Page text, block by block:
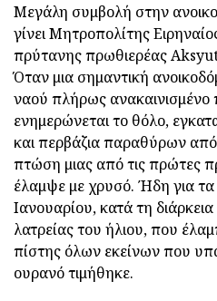
Μεγάλη συμβολή στην
γίνει Μητροπολίτης
πρύτανης πρωθιερέας
Όταν μια σημαντική
ναού πλήρως
ενημερώνεται το θόλο,
και περβάζια παραθύρων
πτώση μιας από τις πρώτες
έλαμψε με χρυσό. Ήδη για τα
Ιανουαρίου, κατά τη
λατρείας του ήλιου, που
πίστης όλων εκείνων που
ουρανό τιμήθηκε.